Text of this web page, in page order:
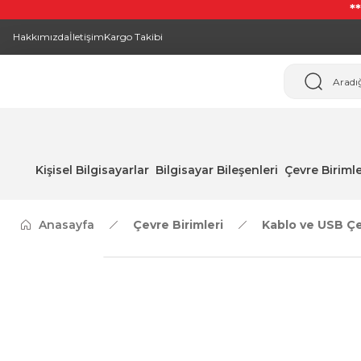
HakkımızdaİletişimKargo Takibi
Kişisel Bilgisayarlar Bilgisayar Bileşenleri Çevre
Anasayfa Çevre Birimleri Kablo ve USB